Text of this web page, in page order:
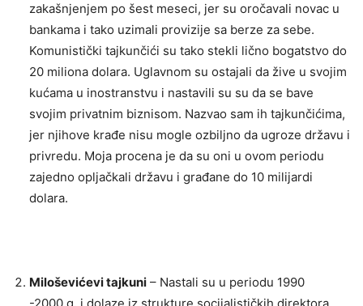
zakašnjenjem po šest meseci, jer su oročavali novac u
bankama i tako uzimali provizije sa berze za sebe.
Komunistički tajkunčići su tako stekli lično bogatstvo do
20 miliona dolara. Uglavnom su ostajali da žive u svojim
kućama u inostranstvu i nastavili su su da se bave
svojim privatnim biznisom. Nazvao sam ih tajkunčićima,
jer njihove krađe nisu mogle ozbiljno da ugroze državu i
privredu. Moja procena je da su oni u ovom periodu
zajedno opljačkali državu i građane do 10 milijardi
dolara.
Miloševićevi tajkuni – Nastali su u periodu 1990